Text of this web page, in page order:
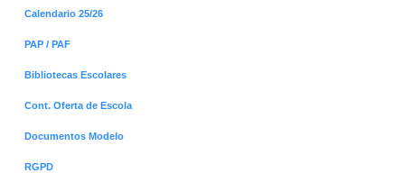
Calendario 25/26
PAP / PAF
Bibliotecas Escolares
Cont. Oferta de Escola
Documentos Modelo
RGPD